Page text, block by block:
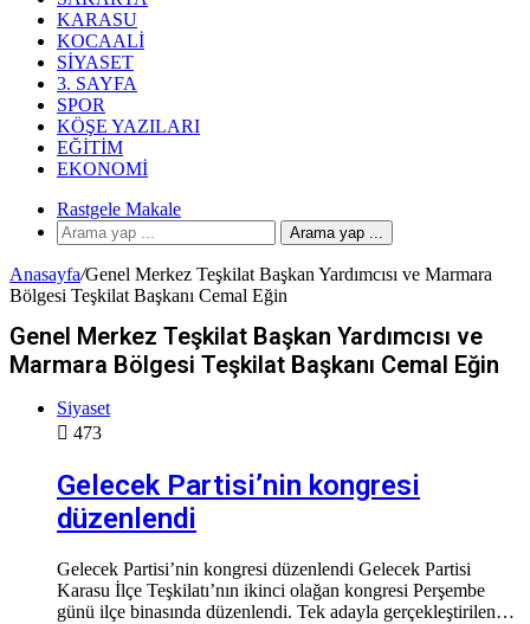
KARASU
KOCAALI
SIYASET
3. SAYFA
SPOR
KÖŞE YAZILARI
EĞITIM
EKONOMI
Rastgele Makale
Arama yap ...
Anasayfa/Genel Merkez Teşkilat Başkan Yardımcısı ve Marmara
Bölgesi Teşkilat Başkanı Cemal Eğin
Genel Merkez Teşkilat Başkan Yardımcısı ve
Marmara Bölgesi Teşkilat Başkanı Cemal Eğin
Siyaset
473
Gelecek Partisi’nin kongresi
düzenlendi
Gelecek Partisi’nin kongresi düzenlendi Gelecek Partisi
Karasu İlçe Teşkilatı’nın ikinci olağan kongresi Perşembe
günü ilçe binasında düzenlendi. Tek adayla gerçekleştirilen…